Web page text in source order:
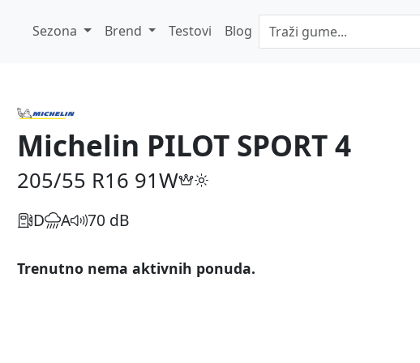
Sezona Brend Testovi Blog
Michelin PILOT SPORT 4
205/55 R16 91W
D A 70 dB
Trenutno nema aktivnih ponuda.